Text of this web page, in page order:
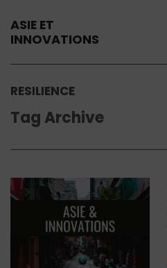
ASIE ET
INNOVATIONS
RESILIENCE
Tag Archive